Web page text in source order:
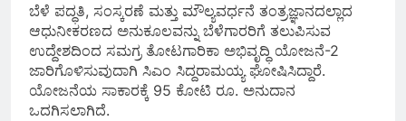
ಬೆಳೆ ಪದ್ಧತಿ, ಸಂಸ್ಕರಣೆ ಮತ್ತು ಮೌಲ್ಯವರ್ಧನೆ ತಂತ್ರಜ್ಞಾನದಲ್ಲಾದ
ಆಧುನೀಕರಣದ ಅನುಕೂಲವನ್ನು ಬೆಳೆಗಾರರಿಗೆ ತಲುಪಿಸುವ
ಉದ್ದೇಶದಿಂದ ಸಮಗ್ರ ತೋಟಗಾರಿಕಾ ಅಭಿವೃದ್ಧಿ ಯೋಜನೆ-2
ಜಾರಿಗೊಳಿಸುವುದಾಗಿ ಸಿಎಂ ಸಿದ್ದರಾಮಯ್ಯ ಘೋಷಿಸಿದ್ದಾರೆ.
ಯೋಜನೆಯ ಸಾಕಾರಕ್ಕೆ 95 ಕೋಟಿ ರೂ. ಅನುದಾನ
ಒದಗಿಸಲಾಗಿದೆ.